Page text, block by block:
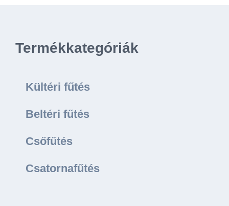
Termékkategóriák
Kültéri fűtés
Beltéri fűtés
Csőfűtés
Csatornafűtés